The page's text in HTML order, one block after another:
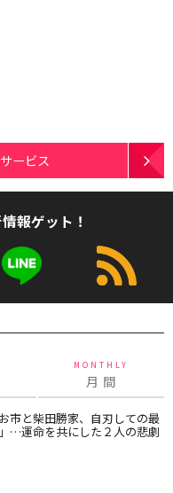
ービス
報ゲット！
MONTHLY
月 間
市と柴田勝家、自刃しての最
…運命を共にした２人の悲劇